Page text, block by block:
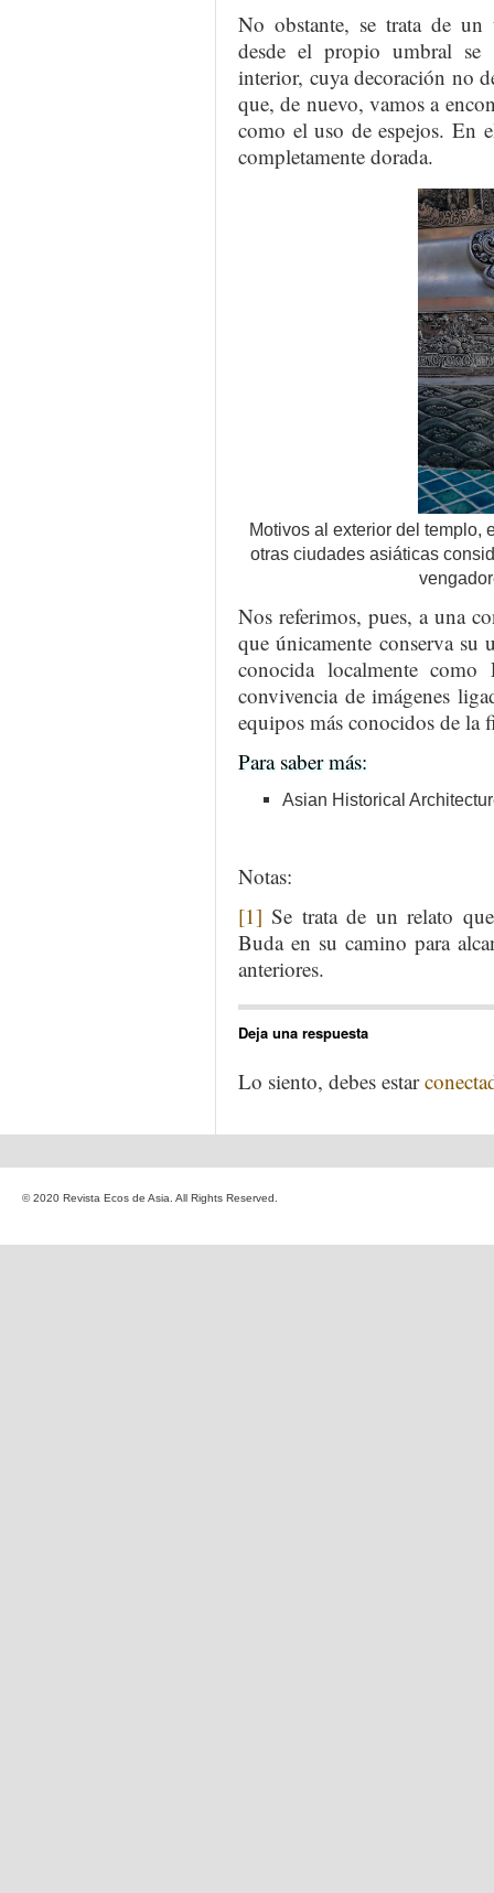
No obstante, se trata de
desde el propio umbral se
interior, cuya decoración no
que, de nuevo, vamos a
como el uso de espejos. En
completamente dorada.
Motivos al exterior del templo,
otras ciudades asiáticas
Nos referimos, pues, a una
que únicamente conserva
conocida localmente
convivencia de imágenes
equipos más conocidos de la
Para saber más:
Asian Historical
Notas:
[1] Se trata de un relato
Buda en su camino para
anteriores.
Deja una respuesta
Lo siento, debes estar
© 2020 Revista Ecos de Asia. All Rights Reserved.